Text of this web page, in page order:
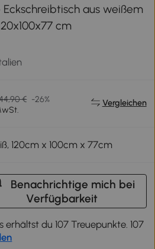
aus weißem
cm
€ -26%
Vergleichen
120cm x 100cm x 77cm
Benachrichtige mich bei
Verfügbarkeit
erhältst du 107 Treuepunkte. 107